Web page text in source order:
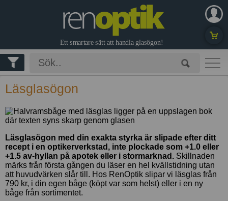
Glasögon
Byta glas
Låna hem
Erbjudanden
Köpa Presentkort
Kontakta oss
info@renoptik.se
Glas & Tillval
Prova online
Glasögonkollektioner
Glasögonrecept
Köpguide för
solglasögon
Läsglasögon
Läsglasögon med din exakta styrka är slipade efter ditt
recept i en optikerverkstad, inte plockade som +1.0 eller
+1.5 av-hyllan på apotek eller i stormarknad. Skillnaden
märks från första gången du läser en hel kvällstidning utan
att huvudvärken slår till. Hos RenOptik slipar vi läsglas från
790 kr, i din egen båge (köpt var som helst) eller i en ny
båge från sortimentet.